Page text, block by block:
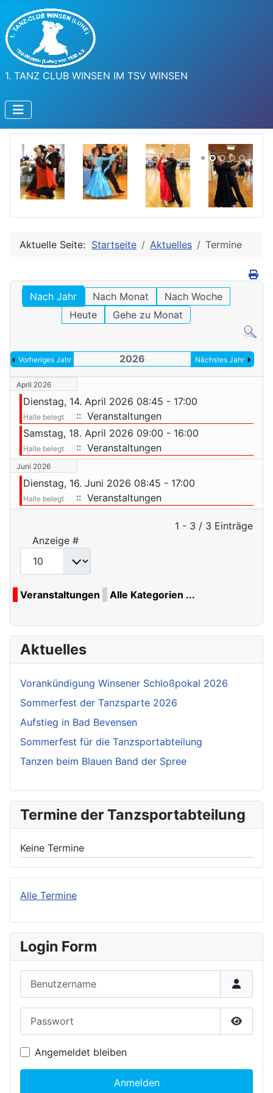
1. TANZ CLUB WINSEN IM TSV WINSEN
Aktuelle Seite: Startseite Aktuelles Termine
Nach Jahr Nach Monat
Nach Woche
Heute
Gehe zu Monat
Vorheriges Jahr 2026 Nächstes Jahr
April 2026
Dienstag, 14. April 2026 08:45 - 17:00
Halle belegt
:: Veranstaltungen
Samstag, 18. April 2026 09:00 - 16:00
Halle belegt :: Veranstaltungen
Juni 2026
Dienstag, 16. Juni 2026 08:45 - 17:00
Halle belegt :: Veranstaltungen
Limite der Paginierungsliste
1 - 3 / 3 Einträge
Anzeige #
Veranstaltungen Alle Kategorien ...
Aktuelles
Vorankündigung Winsener Schloßpokal 2026
Sommerfest der Tanzsparte 2026
Aufstieg in Bad Bevensen
Sommerfest für die Tanzsportabteilung
Tanzen beim Blauen Band der Spree
Termine der Tanzsportabteilung
Keine Termine
Alle Termine
Login Form
Angemeldet bleiben
Anmelden